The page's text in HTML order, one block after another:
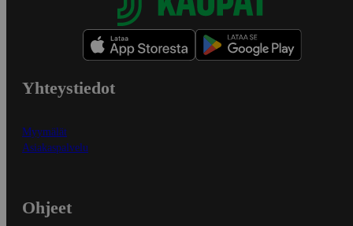
Yhteystiedot
Myymälät
Asiakaspalvelu
Ohjeet